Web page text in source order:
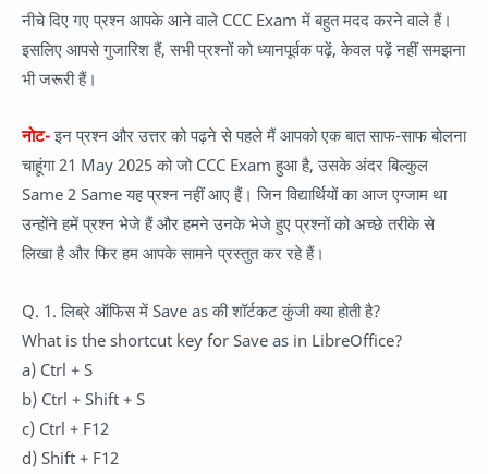
नीचे दिए गए प्रश्न आपके आने वाले CCC Exam में बहुत मदद करने वाले हैं।
इसलिए आपसे गुजारिश हैं, सभी प्रश्नों को ध्यानपूर्वक पढ़ें, केवल पढ़ें नहीं समझना
भी जरूरी हैं।
नोट-इन प्रश्न और उत्तर को पढ़ने से पहले मैं आपको एक बात साफ-साफ बोलना
चाहूंगा 21 May 2025 को जो CCC Exam हुआ है, उसके अंदर बिल्कुल
Same 2 Same यह प्रश्न नहीं आए हैं। जिन विद्यार्थियों का आज एग्जाम था
उन्होंने हमें प्रश्न भेजे हैं और हमने उनके भेजे हुए प्रश्नों को अच्छे तरीके से
लिखा है और फिर हम आपके सामने प्रस्तुत कर रहे हैं।
Q. 1. लिब्रे ऑफिस में Save as की शॉर्टकट कुंजी क्या होती है?
What is the shortcut key for Save as in LibreOffice?
a) Ctrl + S
b) Ctrl + Shift + S
c) Ctrl + F12
d) Shift + F12